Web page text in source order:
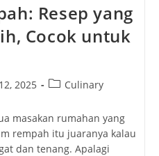
Resep yang
Cocok untuk
2025
PostCulinary
masakan rumahan yang
rempah itu juaranya kalau
dan tenang. Apalagi